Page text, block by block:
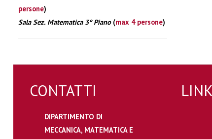
persone)
Sala Sez. Matematica 3° Piano(max 4 persone)
CONTATTI
DIPARTIMENTO DI
MECCANICA, MATEMATICA E